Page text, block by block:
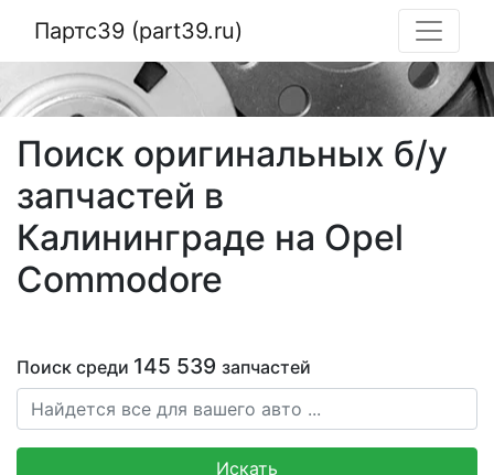
Партс39 (part39.ru)
Поиск оригинальных б/у
запчастей в
Калининграде на Opel
Commodore
Поиск среди 145 539 запчастей
Искать